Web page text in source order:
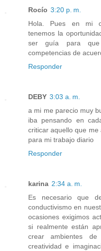
Rocío 3:20 p. m.
Hola. Pues en mi
tenemos la
ser guía para que
competencias de
Responder
DEBY 3:03 a. m.
a mi me parecio muy
iba pensando en
criticar aquello que
para mi trabajo diario
Responder
karina 2:34 a. m.
Es necesario que
conductivismo en
ocasiones exigimos
si realmente están
crear ambientes
creatividad e